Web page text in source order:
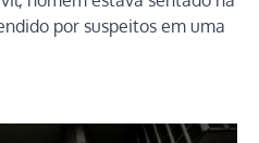
por suspeitos em uma